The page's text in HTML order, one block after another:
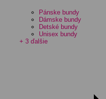
Pánske bundy
Dámske bundy
Detské bundy
Unisex bundy
+ 3 ďalšie